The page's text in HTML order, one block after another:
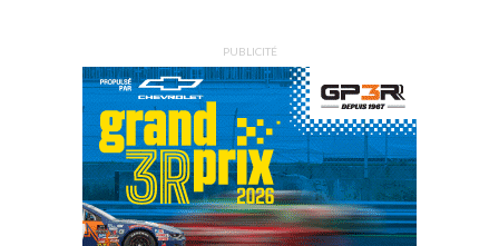
PUBLICITÉ